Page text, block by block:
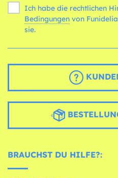
Ich habe die rechtlichen
Bedingungen
sie.
BRAUCHST DU HILFE?: